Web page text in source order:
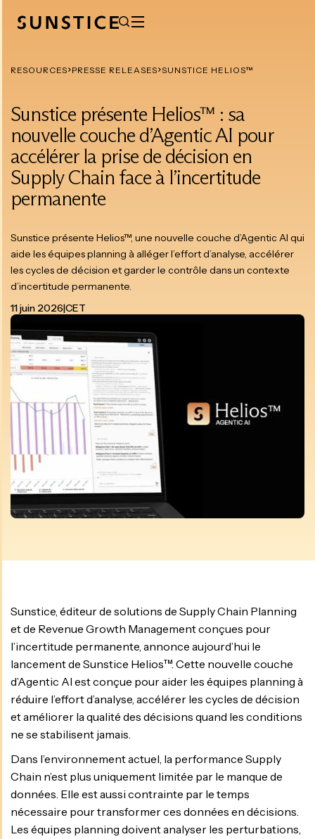
RESOURCES PRESSE RELEASES SUNSTICE HELIOS™
Sunstice présente Helios™ : sa
nouvelle couche d’Agentic AI pour
accélérer la prise de décision en
Supply Chain face à l’incertitude
permanente
Sunstice présente Helios™, une nouvelle couche d’Agentic AI qui
aide les équipes planning à alléger l’effort d’analyse, accélérer
les cycles de décision et garder le contrôle dans un contexte
d’incertitude permanente.
11 juin 2026|CET
Sunstice, éditeur de solutions de Supply Chain Planning
et de Revenue Growth Management conçues pour
l’incertitude permanente, annonce aujourd’hui le
lancement de Sunstice Helios™. Cette nouvelle couche
d’Agentic AI est conçue pour aider les équipes planning à
réduire l’effort d’analyse, accélérer les cycles de décision
et améliorer la qualité des décisions quand les conditions
ne se stabilisent jamais.
Dans l’environnement actuel, la performance Supply
Chain n’est plus uniquement limitée par le manque de
données. Elle est aussi contrainte par le temps
nécessaire pour transformer ces données en décisions.
Les équipes planning doivent analyser les perturbations,